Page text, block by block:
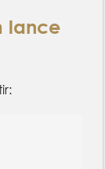
lance